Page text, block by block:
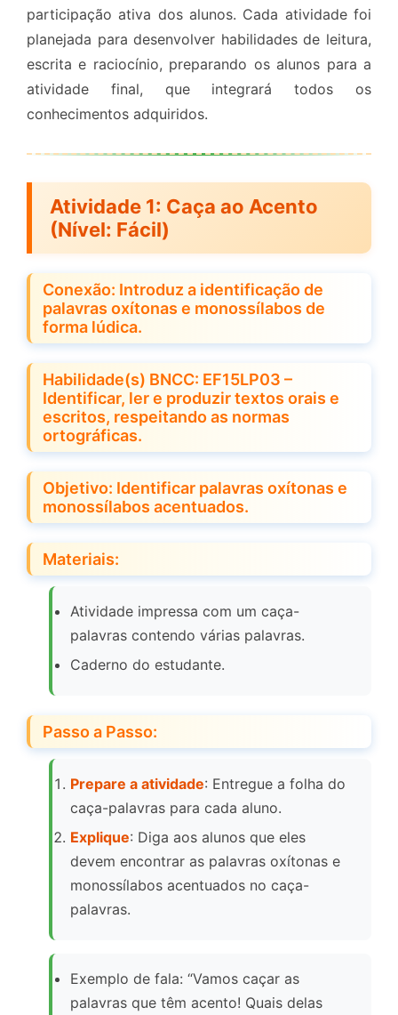
participação ativa dos alunos. Cada atividade foi
planejada para desenvolver habilidades de leitura,
escrita e raciocínio, preparando os alunos para a
atividade final, que integrará todos os
conhecimentos adquiridos.
Atividade 1: Caça ao Acento
(Nível: Fácil)
Conexão: Introduz a identificação de
palavras oxítonas e monossílabos de
forma lúdica.
Habilidade(s) BNCC: EF15LP03 –
Identificar, ler e produzir textos orais e
escritos, respeitando as normas
ortográficas.
Objetivo: Identificar palavras oxítonas e
monossílabos acentuados.
Materiais:
Atividade impressa com um caça-
palavras contendo várias palavras.
Caderno do estudante.
Passo a Passo:
Prepare a atividade: Entregue a folha do
caça-palavras para cada aluno.
Explique: Diga aos alunos que eles
devem encontrar as palavras oxítonas e
monossílabos acentuados no caça-
palavras.
Exemplo de fala: “Vamos caçar as
palavras que têm acento! Quais delas